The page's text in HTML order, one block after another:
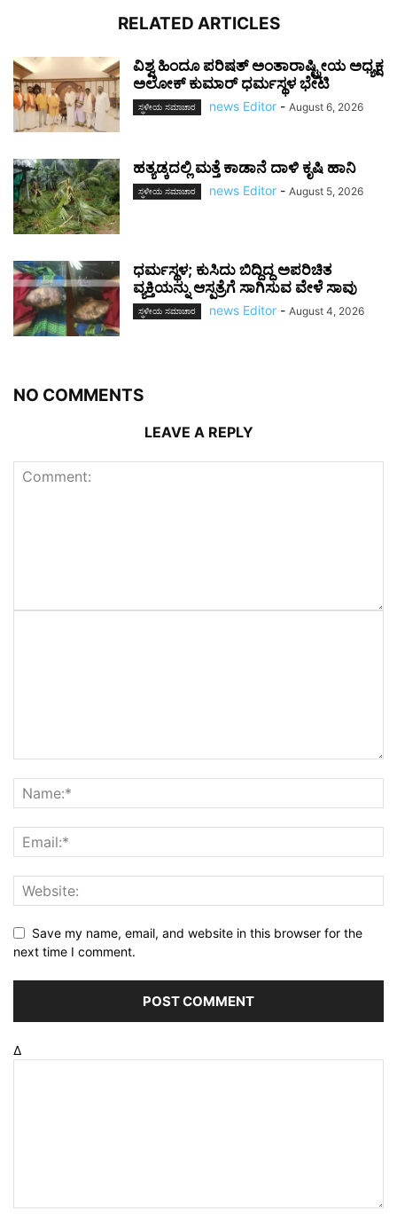
RELATED ARTICLES
ವಿಶ್ವ ಹಿಂದೂ ಪರಿಷತ್ ಅಂತಾರಾಷ್ಟ್ರೀಯ ಅಧ್ಯಕ್ಷ
ಅಲೋಕ್ ಕುಮಾರ್ ಧರ್ಮಸ್ಥಳ ಭೇಟಿ
ಸ್ಥಳೀಯ ಸಮಾಚಾರ news Editor - August 6, 2026
ಹತ್ಯಡ್ಕದಲ್ಲಿ ಮತ್ತೆ ಕಾಡಾನೆ ದಾಳಿ ಕೃಷಿ ಹಾನಿ
ಸ್ಥಳೀಯ ಸಮಾಚಾರ news Editor - August 5, 2026
ಧರ್ಮಸ್ಥಳ; ಕುಸಿದು ಬಿದ್ದಿದ್ದ ಅಪರಿಚಿತ
ವ್ಯಕ್ತಿಯನ್ನು ಆಸ್ಪತ್ರೆಗೆ ಸಾಗಿಸುವ ವೇಳೆ ಸಾವು
ಸ್ಥಳೀಯ ಸಮಾಚಾರ news Editor - August 4, 2026
NO COMMENTS
LEAVE A REPLY
Save my name, email, and website in this browser for the
next time I comment.
Δ